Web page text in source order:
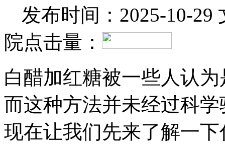
发布时间：2025-10-29
院点击量：
白醋加红糖被一些人认
而这种方法并未经过科
现在让我们先来了解一